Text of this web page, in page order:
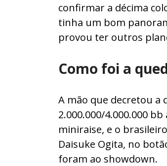
confirmar a décima
tinha um bom
provou ter outros
Como foi a
A mão que decretou a
2.000.000/4.000.000
miniraise, e o
Daisuke Ogita, no
foram ao showdown.